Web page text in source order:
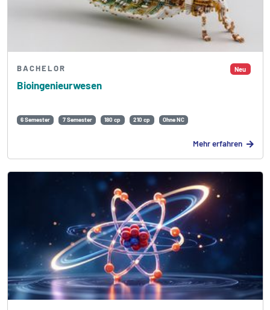
Bioingenieur­wesen
BACHELOR Neu
6 Semester 7 Semester 180 cp 210 cp Ohne NC
Mehr erfahren